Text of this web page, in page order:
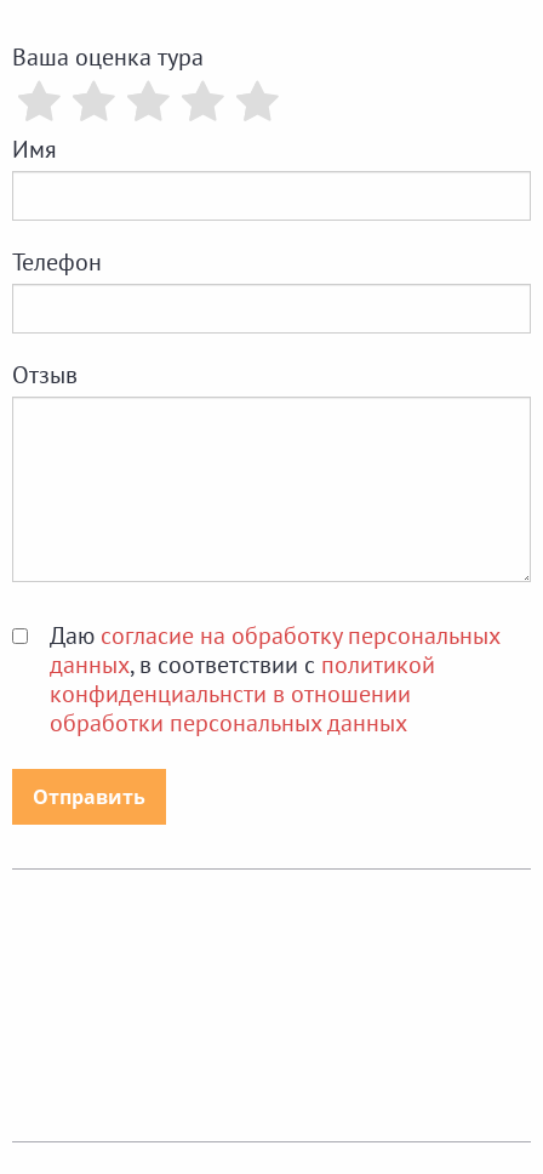
Ваша оценка тура
Имя
Телефон
Отзыв
Даю согласие на обработку персональных
данных, в соответствии с политикой
конфиденциальнсти в отношении
обработки персональных данных